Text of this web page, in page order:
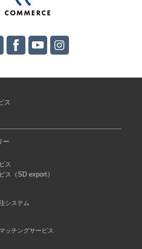
ス
ー
ス
ス
（SD export）
システム
ッチングサービス